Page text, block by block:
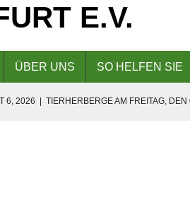
E.V.
ÜBER UNS SO HELFEN SIE
6, 2026 TIERHERBERGE AM FREITAG,